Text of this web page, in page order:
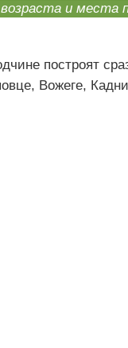
и места
построят
Вожеге,